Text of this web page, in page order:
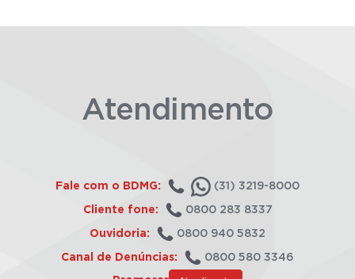
Atendimento
Fale com o BDMG: (31) 3219-8000
Cliente fone: 0800 283 8337
Ouvidoria: 0800 940 5832
Canal de Denúncias: 0800 580 3346